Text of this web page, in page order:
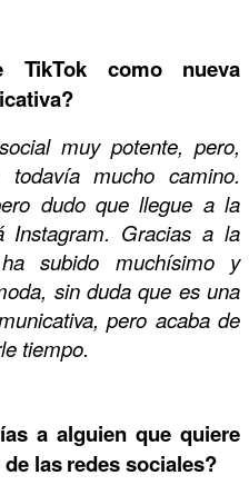
TikTok como nueva
muy potente, pero,
mucho camino.
dudo que llegue a la
Gracias a la
subido muchísimo y
sin duda que es una
pero acaba de
tiempo.
a alguien que quiere
las redes sociales?